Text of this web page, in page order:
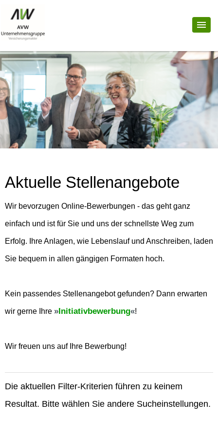
Aktuelle Stellenangebote
Wir bevorzugen Online-Bewerbungen - das geht ganz
einfach und ist für Sie und uns der schnellste Weg zum
Erfolg. Ihre Anlagen, wie Lebenslauf und Anschreiben, laden
Sie bequem in allen gängigen Formaten hoch.
Kein passendes Stellenangebot gefunden? Dann erwarten
wir gerne Ihre Initiativbewerbung !
Wir freuen uns auf Ihre Bewerbung!
Die aktuellen Filter-Kriterien führen zu keinem
Resultat. Bitte wählen Sie andere Sucheinstellungen.